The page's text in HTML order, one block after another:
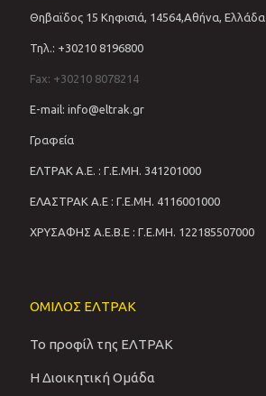
Θηβαϊδος 15 Κηφισιά, 14564,Αθήνα, Ελλάδα
Τηλ.: +30210 8196800
Fax: +30210 8078214
E-mail: info@eltrak.gr
Γραφεία
ΕΛΤΡΑΚ Α.Ε. : Γ.Ε.ΜΗ. 341201000
ΕΛΑΣΤΡΑΚ Α.Ε : Γ.Ε.ΜΗ. 4116001000
ΧΡΥΣΑΦΗΣ Α.Ε.Β.Ε : Γ.Ε.ΜΗ. 122185507000
ΟΜΙΛΟΣ ΕΛΤΡΑΚ
Το προφίλ της ΕΛΤΡΑΚ
Η Διοικητική Ομάδα